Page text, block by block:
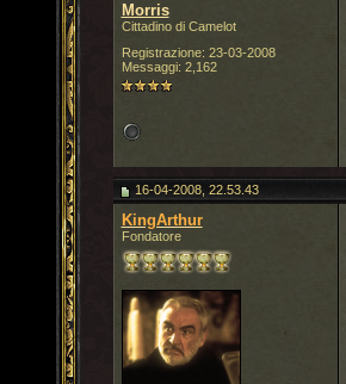
Morris
Cittadino di Camelot
Registrazione: 23-03-2008
Messaggi: 2,162
16-04-2008, 22.53.43
KingArthur
Fondatore